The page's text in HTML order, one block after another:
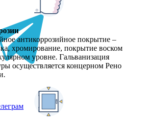
антикоррозийное покрытие –
хромирование, покрытие воском
уровне. Гальванизация
осуществляется концерном Рено